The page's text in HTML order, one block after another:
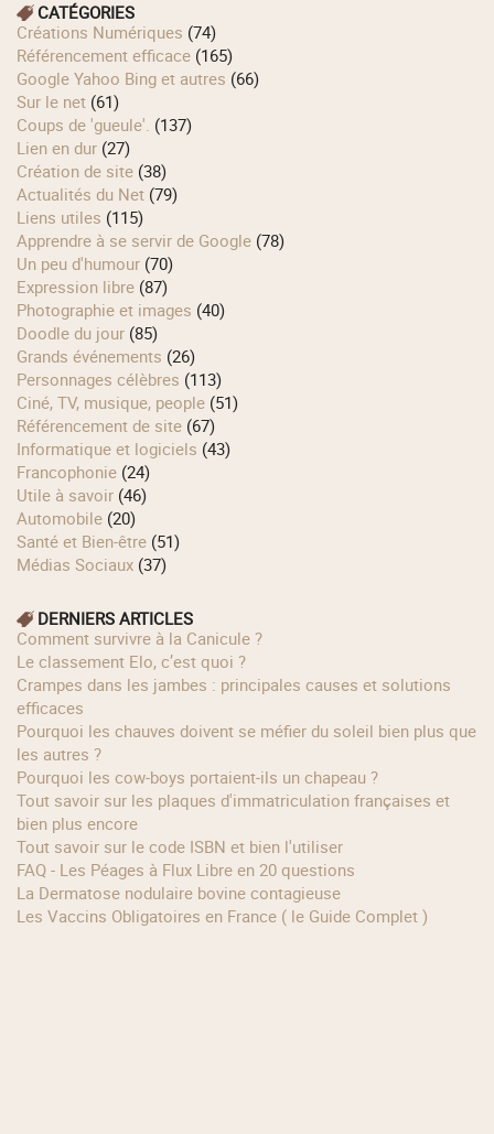
CATÉGORIES
Créations Numériques (74)
Référencement efficace (165)
Google Yahoo Bing et autres (66)
Sur le net (61)
Coups de 'gueule'. (137)
Lien en dur (27)
Création de site (38)
Actualités du Net (79)
Liens utiles (115)
Apprendre à se servir de Google (78)
Un peu d'humour (70)
Expression libre (87)
Photographie et images (40)
Doodle du jour (85)
Grands événements (26)
Personnages célèbres (113)
Ciné, TV, musique, people (51)
Référencement de site (67)
Informatique et logiciels (43)
Francophonie (24)
Utile à savoir (46)
Automobile (20)
Santé et Bien-être (51)
Médias Sociaux (37)
DERNIERS ARTICLES
Comment survivre à la Canicule ?
Le classement Elo, c’est quoi ?
Crampes dans les jambes : principales causes et solutions
efficaces
Pourquoi les chauves doivent se méfier du soleil bien plus que
les autres ?
Pourquoi les cow‑boys portaient‑ils un chapeau ?
Tout savoir sur les plaques d'immatriculation françaises et
bien plus encore
Tout savoir sur le code ISBN et bien l'utiliser
FAQ - Les Péages à Flux Libre en 20 questions
La Dermatose nodulaire bovine contagieuse
Les Vaccins Obligatoires en France ( le Guide Complet )